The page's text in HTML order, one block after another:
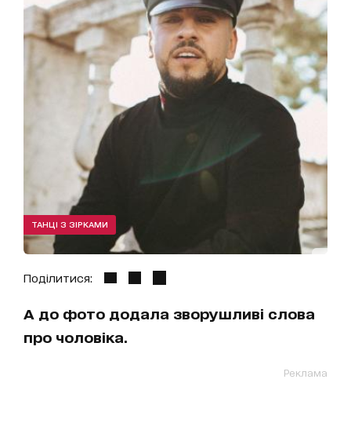
ТАНЦІ З ЗІРКАМИ
Поділитися:
А до фото додала зворушливі слова
про чоловіка.
Реклама